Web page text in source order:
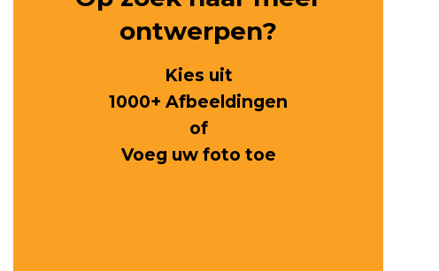
ontwerpen?
Kies uit
1000+ Afbeeldingen
of
Voeg uw foto toe